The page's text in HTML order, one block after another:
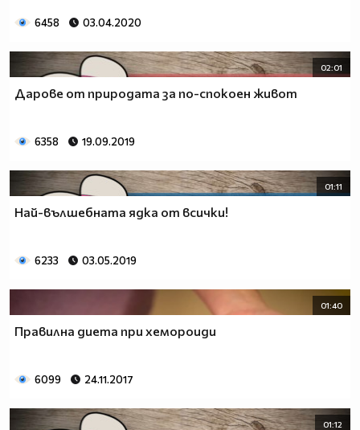
6458 03.04.2020
02:01
Дарове от природата за по-спокоен живот
6358 19.09.2019
01:11
Най-вълшебната ядка от всички!
6233 03.05.2019
01:40
Правилна диета при хемороиди
6099 24.11.2017
01:12